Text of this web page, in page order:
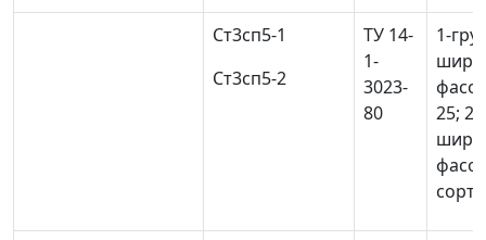
Ст3сп5-1
Ст3сп5-2
ТУ 14-
1-
3023-
80
1-
25; 2-